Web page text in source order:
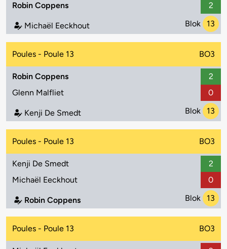
Robin Coppens
2
Michaël Eeckhout Blok 13
Poules - Poule 13 BO3
Robin Coppens
2
Glenn Malfliet
0
Kenji De Smedt Blok 13
Poules - Poule 13 BO3
Kenji De Smedt
2
Michaël Eeckhout
0
Robin Coppens Blok 13
Poules - Poule 13 BO3